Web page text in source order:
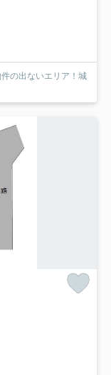
の出ないエリア！城